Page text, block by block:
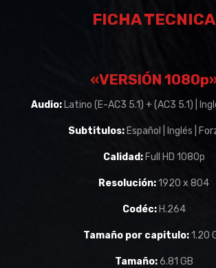
FICHA TECNICA
«VERSIÓN
Audio: Latino (E-AC3 5.1) + (AC3 5.1) |
Subtitulos: Español | Inglés |
Calidad: Full HD 1080p
Resolución:1920 x 804
Codéc: H.264
Tamaño por capitulo:1.20
Tamaño:6.81 GB